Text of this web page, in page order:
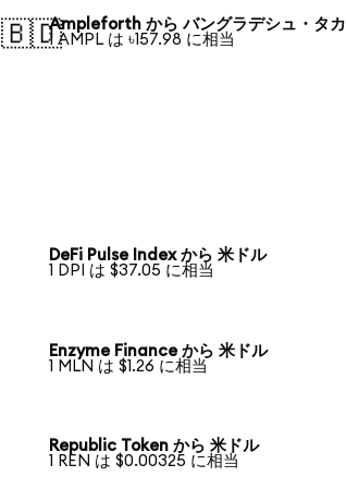
🇧🇩Ampleforth から バングラデシュ・タカ
1 AMPL は ৳157.98 に相当
DeFi Pulse Index から 米ドル
1 DPI は $37.05 に相当
Enzyme Finance から 米ドル
1 MLN は $1.26 に相当
Republic Token から 米ドル
1 REN は $0.00325 に相当